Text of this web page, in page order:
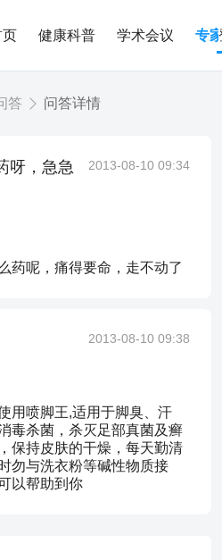
页 健康科普 学术会议 专
答 问答详情
呀，急急
2013-08-10 09:34
药呢，痛得要命，走不动了
2013-08-10 09:38
用喷脚王,适用于脚臭、汗
毒杀菌，杀灭足部真菌及癣
保持皮肤的干燥，每天勤清
勿与洗衣粉等碱性物质接
以帮助到你